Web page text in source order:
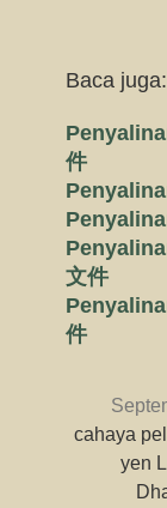
Baca juga:
件
文件
件
cahaya
yen